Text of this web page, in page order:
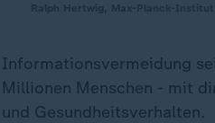
Informationsvermeidung
Millionen Menschen - mit
und Gesundheitsverhalten.